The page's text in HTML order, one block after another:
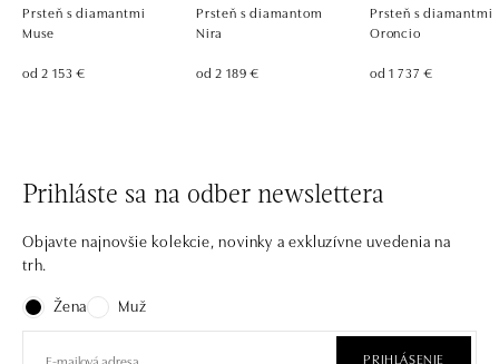
Prsteň s diamantmi
Muse
od 2 153 €
Prsteň s diamantom
Nira
od 2 189 €
Prsteň s diamantmi
Oroncio
od 1 737 €
Prihláste sa na odber newslettera
Objavte najnovšie kolekcie, novinky a exkluzívne uvedenia na
trh.
Žena
Muž
PRIHLÁSENIE